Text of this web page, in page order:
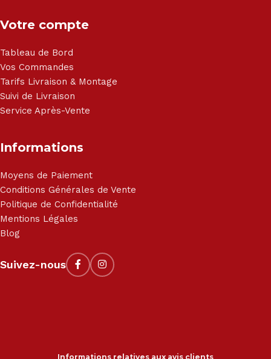
Votre compte
Tableau de Bord
Vos Commandes
Tarifs Livraison & Montage
Suivi de Livraison
Service Après-Vente
Informations
Moyens de Paiement
Conditions Générales de Vente
Politique de Confidentialité
Mentions Légales
Blog
Suivez-nous
Informations relatives aux avis clients